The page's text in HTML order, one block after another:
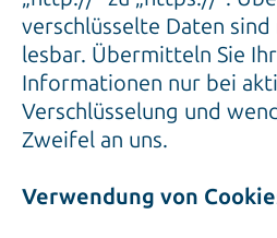
verschlüsselte Daten
lesbar. Übermitteln Sie
Informationen nur bei
Verschlüsselung und
Zweifel an uns.
Verwendung von